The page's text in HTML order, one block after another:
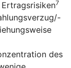
7
des